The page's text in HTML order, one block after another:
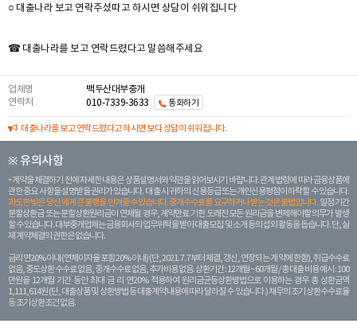
○ 대출나라 보고 연락주셨따고 하시면 상담이 쉬워집니다
☎ 대출나라를 보고 연락드렸다고 말씀해주세요
업체명
백두산대부중개
연락처
010-7339-3633 통화하기
대출나라를 보고 연락드렸다고 하시면 보다 상담이 쉬워집니다.
※ 유의사항
계약을 체결하기 전에 자세한 내용은 상품설명서와 약관을 읽어보시기 바랍니다. 관계 법령에 따라 금융상품에
관한 중요 사항을 설명받을 권리가 있습니다. 대 출 시 귀하의 신용등급 또는 개인신용평점이 하락할 수 있습니다.
과도한 빚은 당신 에게 큰 불행을 안겨줄 수 있습니다. 중개수수료를 요구하거나 받는 것은 불법입니다. 일정 기간
분할상환금 또는 분할상환원리금이 연체될 경우, 계약만료 기한 도래전 모든 원리금을 변제해야할 의무가 발생
할 수 있습니다. 대부중개업체는 금융회사의 업무위탁을 받아 대출모집 및 소개 등의 섭외 활동을 돕습니다. 단, 실
제 계약체결의 권한은 없습니다.
금리 연20% 이내 (연체이자율 포함 20% 이내) (단, 2021. 7. 7부터 체결, 갱신, 연장되는 계 약에 한함), 취급수수료
없음, 중도상환 수수료 없음, 중개수수료 없음, 추가비용 없음. 상환기간 : 12개월 ~ 60개월 / 총 대출 비용 예시 : 100
만원을 12개월 기간 동안 최대 금 리 연20% 적용하여 원리금균등상환방법으로 이용하는 경우 총 상환금액
1,111,614원 (단, 대출상품 및 상환방법 등 대출계약 내용에 따라 달라질 수 있습니다.) 채무의 조기 상환수수료율
등 조기상환조건 없음.